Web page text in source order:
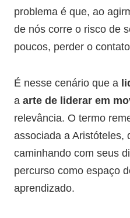
problema é que, ao
de nós corre o risco de
poucos, perder o
É nesse cenário que a
a arte de liderar em
relevância. O termo
associada a Aristóteles,
caminhando com seus
percurso como espaço
aprendizado.